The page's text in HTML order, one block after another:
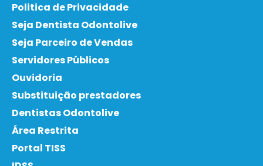
Politica de Privacidade
Seja Dentista Odontolive
Seja Parceiro de Vendas
Servidores Públicos
Ouvidoria
Substituição prestadores
Dentistas Odontolive
Área Restrita
Portal TISS